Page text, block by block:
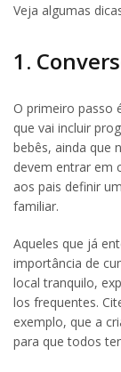
Veja algumas
1.
O primeiro passo
que vai incluir
bebês, ainda que
devem entrar em
aos pais definir
familiar.
Aqueles que já
importância de
local tranquilo,
los frequentes.
exemplo, que a
para que todos